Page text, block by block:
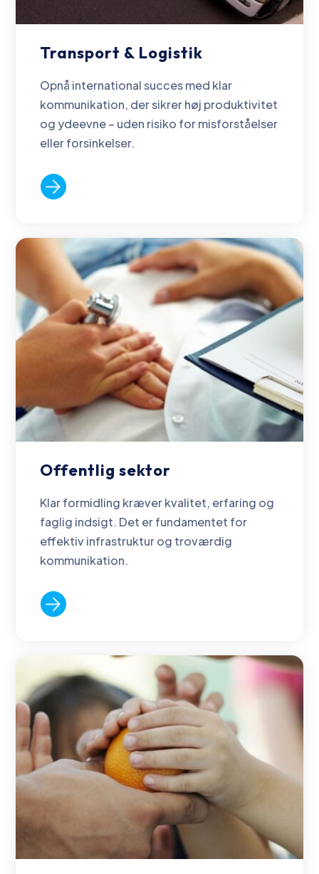
Transport & Logistik
Opnå international succes med klar
kommunikation, der sikrer høj produktivitet
og ydeevne – uden risiko for misforståelser
eller forsinkelser.
Offentlig sektor
Klar formidling kræver kvalitet, erfaring og
faglig indsigt. Det er fundamentet for
effektiv infrastruktur og troværdig
kommunikation.